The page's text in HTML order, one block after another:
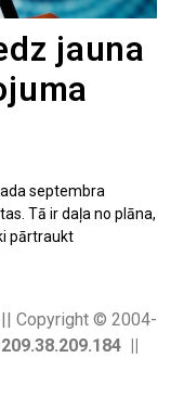
jauna
septembra
Tā ir daļa no plāna,
pārtraukt
Copyright © 2004-
||